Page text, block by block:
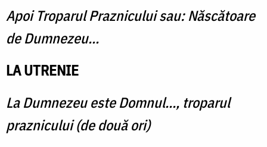
Apoi Troparul Praznicului sau: Născă­toare
de Dumnezeu...
LA UTRENIE
La Dumnezeu este Domnul..., troparul
praznicului (de două ori)